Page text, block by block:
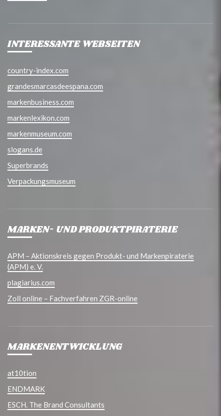
INTERESSANTE WEBSEITEN
country-index.com
grandesmarcasdeespana.com
markenbusiness.com
markenlexikon.com
markenmuseum.com
slogans.de
Superbrands
Verpackungsmuseum
MARKEN- UND PRODUKTPIRATERIE
APM – Aktionskreis gegen Produkt- und Markenpiraterie
(APM) e. V.
plagiarius.com
Zoll online – Fachverfahren ZGR-online
MARKENENTWICKLUNG
at10tion
ENDMARK
ESCH. The Brand Consultants